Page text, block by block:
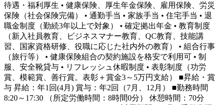
待遇・福利厚生 • 健康保険、厚生年金保険、雇用保険、労災
保険（社会保険完備） • 通勤手当 • 家族手当 • 住宅手当 • 退
職金制度（勤続3年以上で対象） • 確定拠出年金 • 教育制度
（新入社員教育、ビジネスマナー教育、QC教育、技能講
習、国家資格研修、役職に応じた社内外の教育） • 組合行事
（旅行等） • 健康保険組合の契約施設を格安で利用可 • 制
服、安全靴貸与 • リフレッシュ休暇制度 • 表彰制度（功労
賞、模範賞、善行賞。表彰＋賞金3～5万円支給） ■昇給・賞
与 昇給：年1回(4月) 賞与：年2回（7月、12月） ■勤務時間
8:20～17:30 （所定労働時間：8時間0分） 休憩時間：70分